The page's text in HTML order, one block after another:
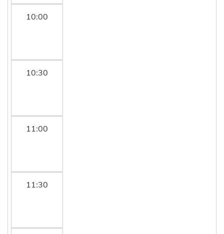
10:00
10:30
11:00
11:30